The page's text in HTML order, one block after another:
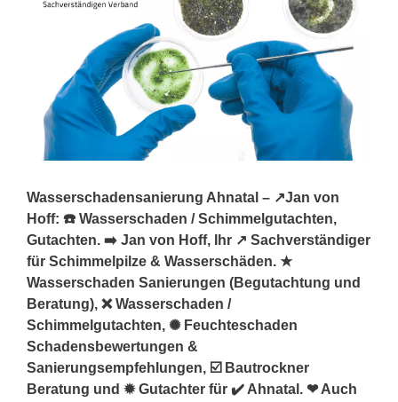
Wasserschadensanierung Ahnatal – ↗️Jan von
Hoff: ☎️ Wasserschaden / Schimmelgutachten,
Gutachten. ➡️ Jan von Hoff, Ihr ↗️ Sachverständiger
für Schimmelpilze & Wasserschäden. ★
Wasserschaden Sanierungen (Begutachtung und
Beratung), ❌ Wasserschaden /
Schimmelgutachten, ✺ Feuchteschaden
Schadensbewertungen &
Sanierungsempfehlungen, ☑️ Bautrockner
Beratung und ✹ Gutachter für ✔️ Ahnatal. ❤ Auch